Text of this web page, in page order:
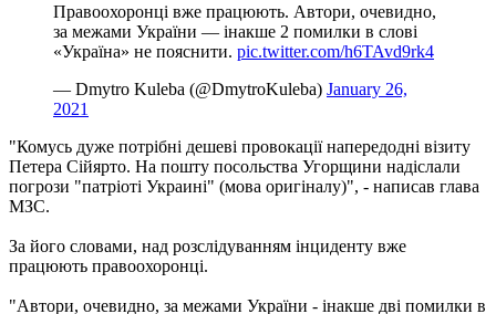
Правоохоронці вже працюють. Автори, очевидно,
за межами України — інакше 2 помилки в слові
«Україна» не пояснити. pic.twitter.com/h6TAvd9rk4
— Dmytro Kuleba (@DmytroKuleba) January 26,
2021
"Комусь дуже потрібні дешеві провокації напередодні візиту
Петера Сійярто. На пошту посольства Угорщини надіслали
погрози "патріоті Украині" (мова оригіналу)", - написав глава
МЗС.
За його словами, над розслідуванням інциденту вже
працюють правоохоронці.
"Автори, очевидно, за межами України - інакше дві помилки в